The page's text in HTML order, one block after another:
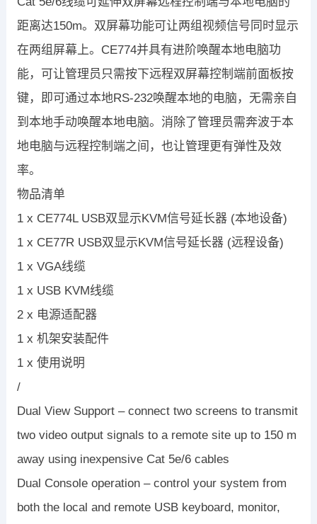
距离达150m。双屏幕功能可让两组视频信号同时显示
在两组屏幕上。CE774并具有进阶唤醒本地电脑功
能，可让管理员只需按下远程双屏幕控制端前面板按
键，即可通过本地RS-232唤醒本地的电脑，无需亲自
到本地手动唤醒本地电脑。消除了管理员需奔波于本
地电脑与远程控制端之间，也让管理更有弹性及效
率。
物品清单
1 x CE774L USB双显示KVM信号延长器 (本地设备)
1 x CE77R USB双显示KVM信号延长器 (远程设备)
1 x VGA线缆
1 x USB KVM线缆
2 x 电源适配器
1 x 机架安装配件
1 x 使用说明
/
Dual View Support – connect two screens to transmit
two video output signals to a remote site up to 150 m
away using inexpensive Cat 5e/6 cables
Dual Console operation – control your system from
both the local and remote USB keyboard, monitor,